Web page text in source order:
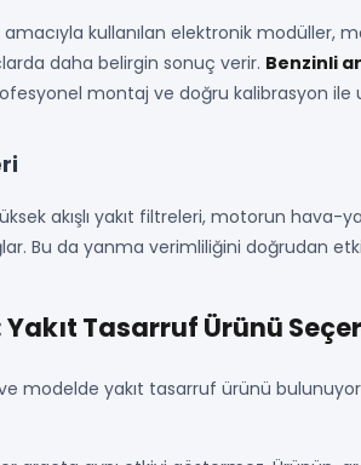
amacıyla kullanılan elektronik modüller,
daha belirgin sonuç verir. Benzinli
montaj ve doğru kalibrasyon
akışlı yakıt filtreleri, motorun hava-
Bu da yanma verimliliğini doğrudan
Yakıt Tasarruf Ürünü
modelde yakıt tasarruf ürünü